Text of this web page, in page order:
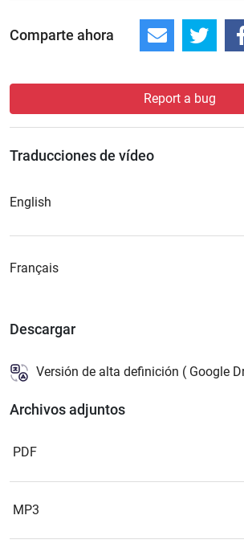
Comparte ahora
Report a bug
Traducciones de vídeo
English
Français
Descargar
Versión de alta definición ( Google
Archivos adjuntos
PDF
MP3